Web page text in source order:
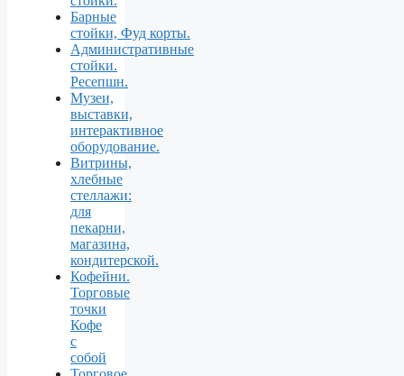
Барные
стойки, Фуд корты.
Aдминистративные
стойки.
Ресепшн.
Музеи,
выставки,
интерактивное
оборудование.
Витрины,
хлебные
стеллажи:
для
пекарни,
магазина,
кондитерской.
Кофейни.
Торговые
точки
Кофе
с
собой